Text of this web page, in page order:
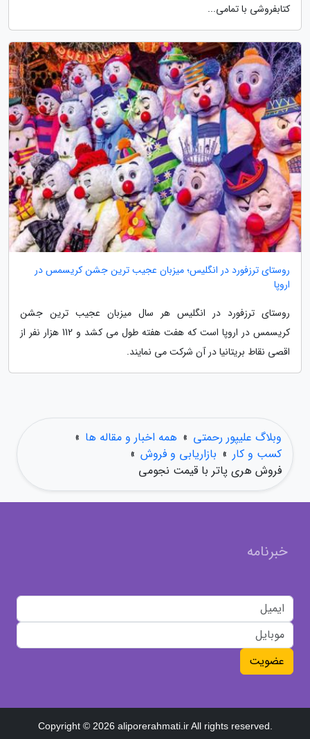
کتابفروشی با تمامی...
روستای ترزفورد در انگلیس؛ میزبان عجیب ترین جشن کریسمس در
اروپا
روستای ترزفورد در انگلیس هر سال میزبان عجیب ترین جشن
کریسمس در اروپا است که هفت هفته طول می کشد و 112 هزار نفر از
اقصی نقاط بریتانیا در آن شرکت می نمایند.
وبلاگ علیپور رحمتی » همه اخبار و مقاله ها »
کسب و کار » بازاریابی و فروش »
فروش هری پاتر با قیمت نجومی
خبرنامه
عضویت
Copyright © 2026 aliporerahmati.ir All rights reserved.